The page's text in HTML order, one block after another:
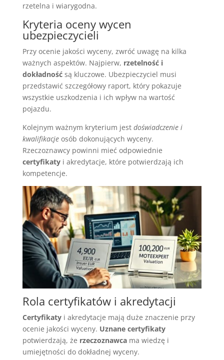
rzetelna i wiarygodna.
Kryteria oceny wycen
ubezpieczycieli
Przy ocenie jakości wyceny, zwróć uwagę na kilka
ważnych aspektów. Najpierw, rzetelność i
dokładnośćsą kluczowe. Ubezpieczyciel musi
przedstawić szczegółowy raport, który pokazuje
wszystkie uszkodzenia i ich wpływ na wartość
pojazdu.
Kolejnym ważnym kryterium jest doświadczenie i
kwalifikacjeosób dokonujących wyceny.
Rzeczoznawcy powinni mieć odpowiednie
certyfikatyi akredytacje, które potwierdzają ich
kompetencje.
Rola certyfikatów i akredytacji
Certyfikatyi akredytacje mają duże znaczenie przy
ocenie jakości wyceny. Uznane certyfikaty
potwierdzają, że rzeczoznawcama wiedzę i
umiejętności do dokładnej wyceny.